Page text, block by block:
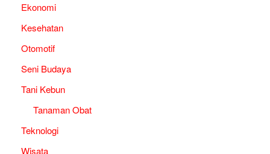
Ekonomi
Kesehatan
Otomotif
Seni Budaya
Tani Kebun
Tanaman Obat
Teknologi
Wisata